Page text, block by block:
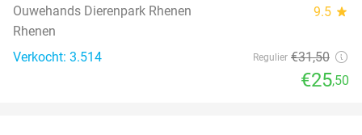
Ouwehands Dierenpark Rhenen 9.5 star
Rhenen
Verkocht: 3.514
Regulier €31,50
€25,50